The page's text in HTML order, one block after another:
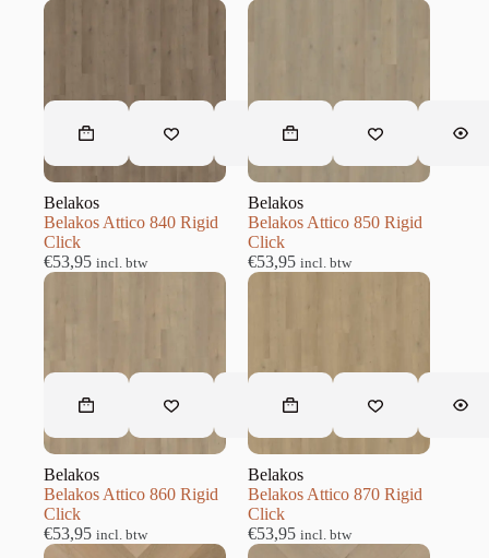
Belakos
Belakos Attico 840 Rigid
Click
€53,95 incl. btw
Belakos
Belakos Attico 850 Rigid
Click
€53,95 incl. btw
Belakos
Belakos Attico 860 Rigid
Click
€53,95 incl. btw
Belakos
Belakos Attico 870 Rigid
Click
€53,95 incl. btw